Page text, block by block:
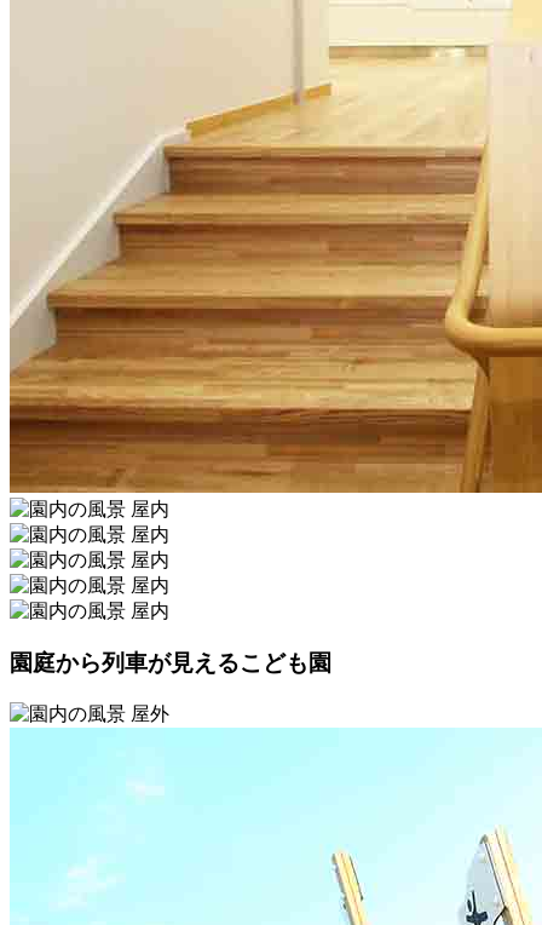
園庭から列車が見えるこども園